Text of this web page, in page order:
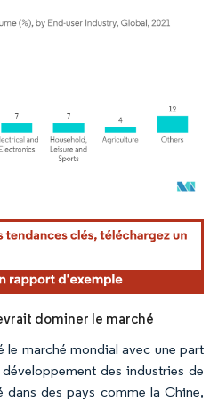
nécessite une attribution sous CC BY
dominer le marché
le marché mondial avec une part
des industries de
dans des pays comme la Chine,